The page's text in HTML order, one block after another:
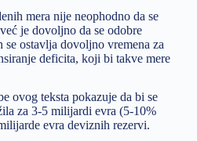
mera nije neophodno da se
je dovoljno da se odobre
ostavlja dovoljno vremena za
deficita, koji bi takve mere
ovog teksta pokazuje da bi se
za 3-5 milijardi evra (5-10%
evra deviznih rezervi.